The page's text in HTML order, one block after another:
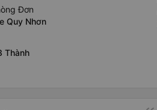
Đơn
Quy Nhơn
Thành